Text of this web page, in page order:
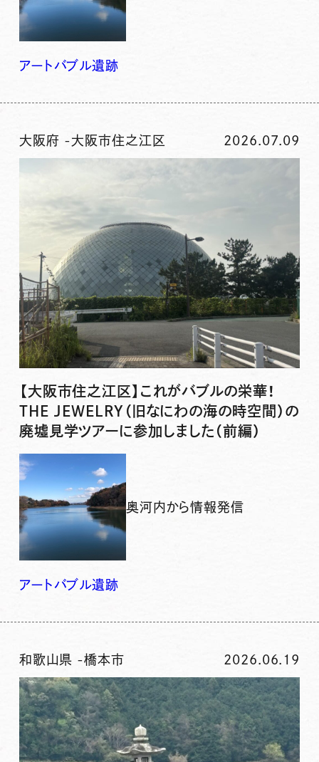
アートバブル遺跡
大阪府 -大阪市住之江区 2026.07.09
【大阪市住之江区】これがバブルの栄華！
THE JEWELRY（旧なにわの海の時空間）の
廃墟見学ツアーに参加しました（前編）
奥河内から情報発信
アートバブル遺跡
和歌山県 -橋本市 2026.06.19